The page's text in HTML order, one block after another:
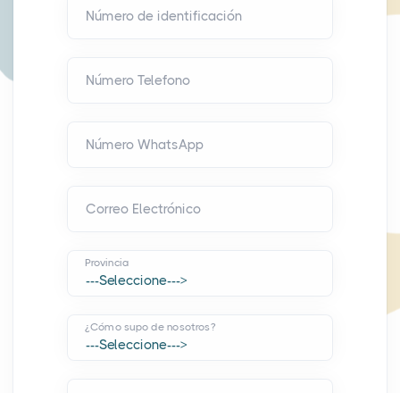
Número de identificación
Número Telefono
Número WhatsApp
Correo Electrónico
Provincia
¿Cómo supo de nosotros?